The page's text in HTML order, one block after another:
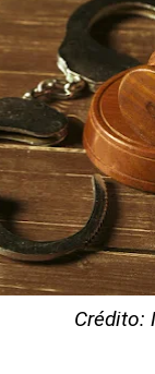
Crédito: